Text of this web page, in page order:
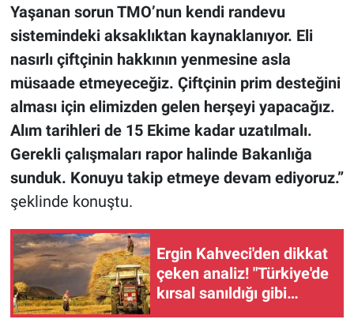
Yaşanan sorun TMO’nun kendi randevu
sistemindeki aksaklıktan kaynaklanıyor. Eli
nasırlı çiftçinin hakkının yenmesine asla
müsaade etmeyeceğiz. Çiftçinin prim desteğini
alması için elimizden gelen herşeyi yapacağız.
Alım tarihleri de 15 Ekime kadar uzatılmalı.
Gerekli çalışmaları rapor halinde Bakanlığa
sunduk. Konuyu takip etmeye devam ediyoruz.”
şeklinde konuştu.
Ergin Kahveci'den dikkat
çeken analiz! "Türkiye'de
kırsal sanıldığı gibi
boşalmadı"